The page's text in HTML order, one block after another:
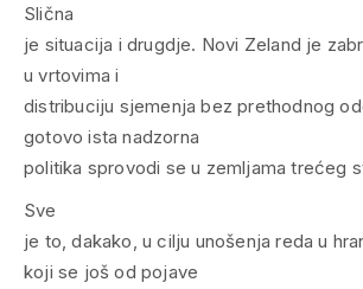
Slična
je situacija i drugdje. Novi Zeland je
u vrtovima i
distribuciju sjemenja bez prethodnog
gotovo ista nadzorna
politika sprovodi se u zemljama trećeg
Sve
je to, dakako, u cilju unošenja reda u
koji se još od pojave